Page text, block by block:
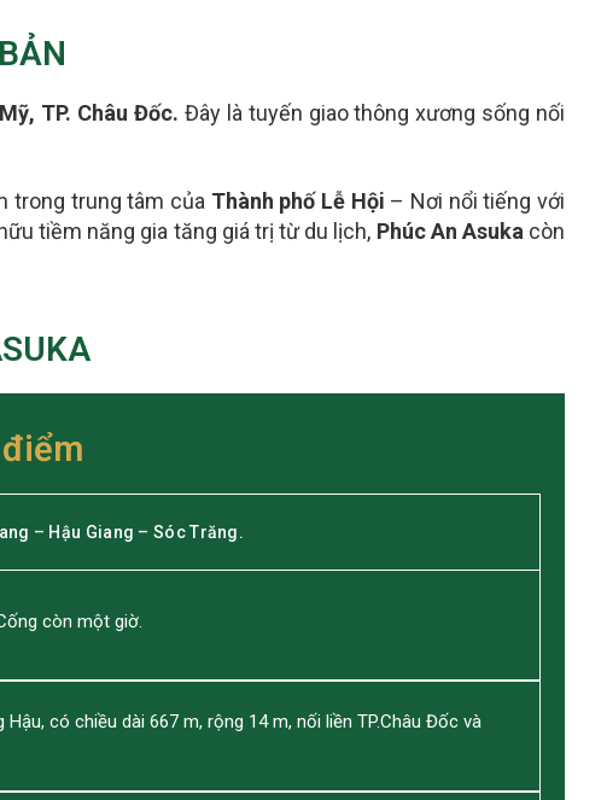
TP. Châu Đốc. Đây là tuyến giao thông xương sống nối
trong trung tâm của Thành phố Lễ Hội – Nơi nổi tiếng với
tiềm năng gia tăng giá trị từ du lịch, Phúc An Asukacòn
– Hậu Giang – Sóc Trăng.
còn một giờ.
có chiều dài 667 m, rộng 14 m, nối liền TP.Châu Đốc và